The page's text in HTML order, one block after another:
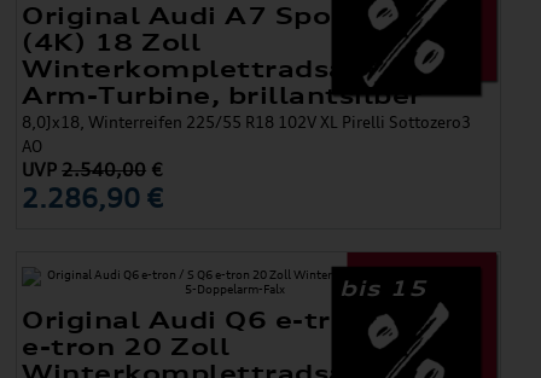
Original Audi A7 Sportback
(4K) 18 Zoll
Winterkomplettradsatz 10-
Arm-Turbine, brillantsilber
8,0Jx18, Winterreifen 225/55 R18 102V XL Pirelli Sottozero3
AO
UVP2.540,00 €
2.286,90 €
bis 15
Original Audi Q6 e-tron / S Q6
e-tron 20 Zoll